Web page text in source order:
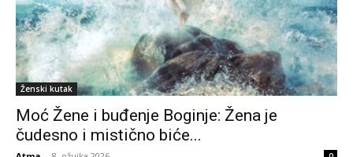
Ženski kutak
Moć Žene i buđenje Boginje: Žena je
čudesno i mistično biće...